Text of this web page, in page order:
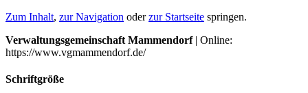
Zum Inhalt, zur Navigation oderzur Startseite springen.
Verwaltungsgemeinschaft Mammendorf| Online:
https://www.vgmammendorf.de/
Schriftgröße